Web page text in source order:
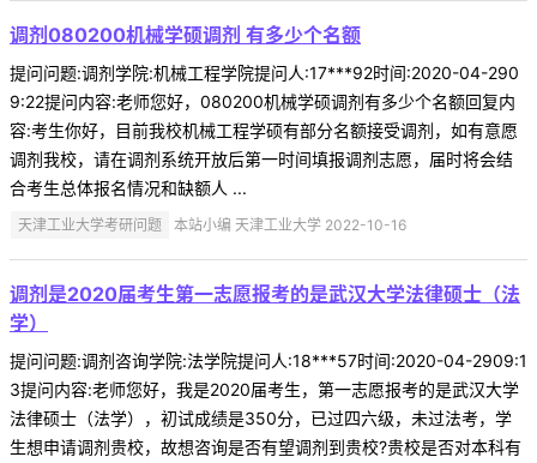
调剂080200机械学硕调剂 有多少个名额
提问问题:调剂学院:机械工程学院提问人:17***92时间:2020-04-290
9:22提问内容:老师您好，080200机械学硕调剂有多少个名额回复内
容:考生你好，目前我校机械工程学硕有部分名额接受调剂，如有意愿
调剂我校，请在调剂系统开放后第一时间填报调剂志愿，届时将会结
合考生总体报名情况和缺额人 ...
天津工业大学考研问题 本站小编 天津工业大学 2022-10-16
调剂是2020届考生第一志愿报考的是武汉大学法律硕士（法
学）
提问问题:调剂咨询学院:法学院提问人:18***57时间:2020-04-2909:1
3提问内容:老师您好，我是2020届考生，第一志愿报考的是武汉大学
法律硕士（法学），初试成绩是350分，已过四六级，未过法考，学
生想申请调剂贵校，故想咨询是否有望调剂到贵校?贵校是否对本科有